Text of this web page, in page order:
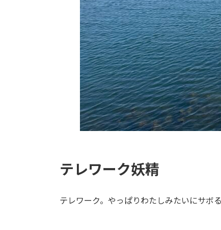
テレワーク妖精
テレワーク。やっぱりわたしみたいにサボ